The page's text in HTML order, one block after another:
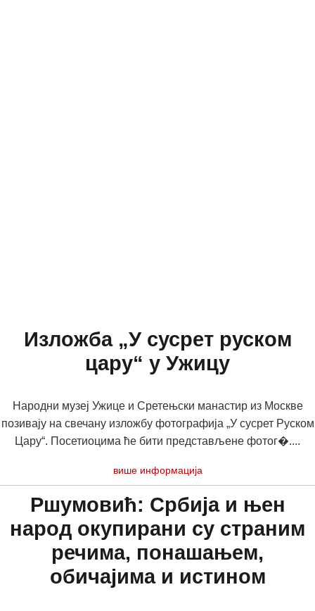
Изложба „У сусрет руском
цару“ у Ужицу
Народни музеј Ужице и Сретењски манастир из Москве
позивају на свечану изложбу фотографија „У сусрет Руском
Цару“. Посетиоцима ће бити представљене фотог�....
више информација
Ршумовић: Србија и њен
народ окупирани су страним
речима, понашањем,
обичајима и истином